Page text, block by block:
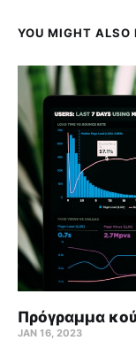
YOU MIGHT ALSO
Πρόγραμμα
JAN 16, 2023